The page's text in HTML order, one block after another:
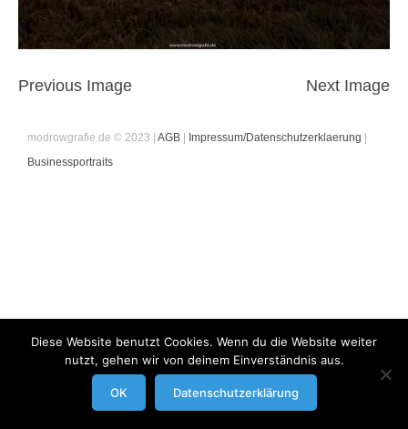
Previous Image Next Image
modrowgrafie.de © 2023 | AGB| Impressum/Datenschutzerklaerung
Businessportraits
Diese Website benutzt Cookies. Wenn du die Website weiter
nutzt, gehen wir von deinem Einverständnis aus.
OK Datenschutzerklärung